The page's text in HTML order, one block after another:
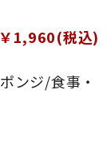
ンジ/食事・
￥1,960(税込)